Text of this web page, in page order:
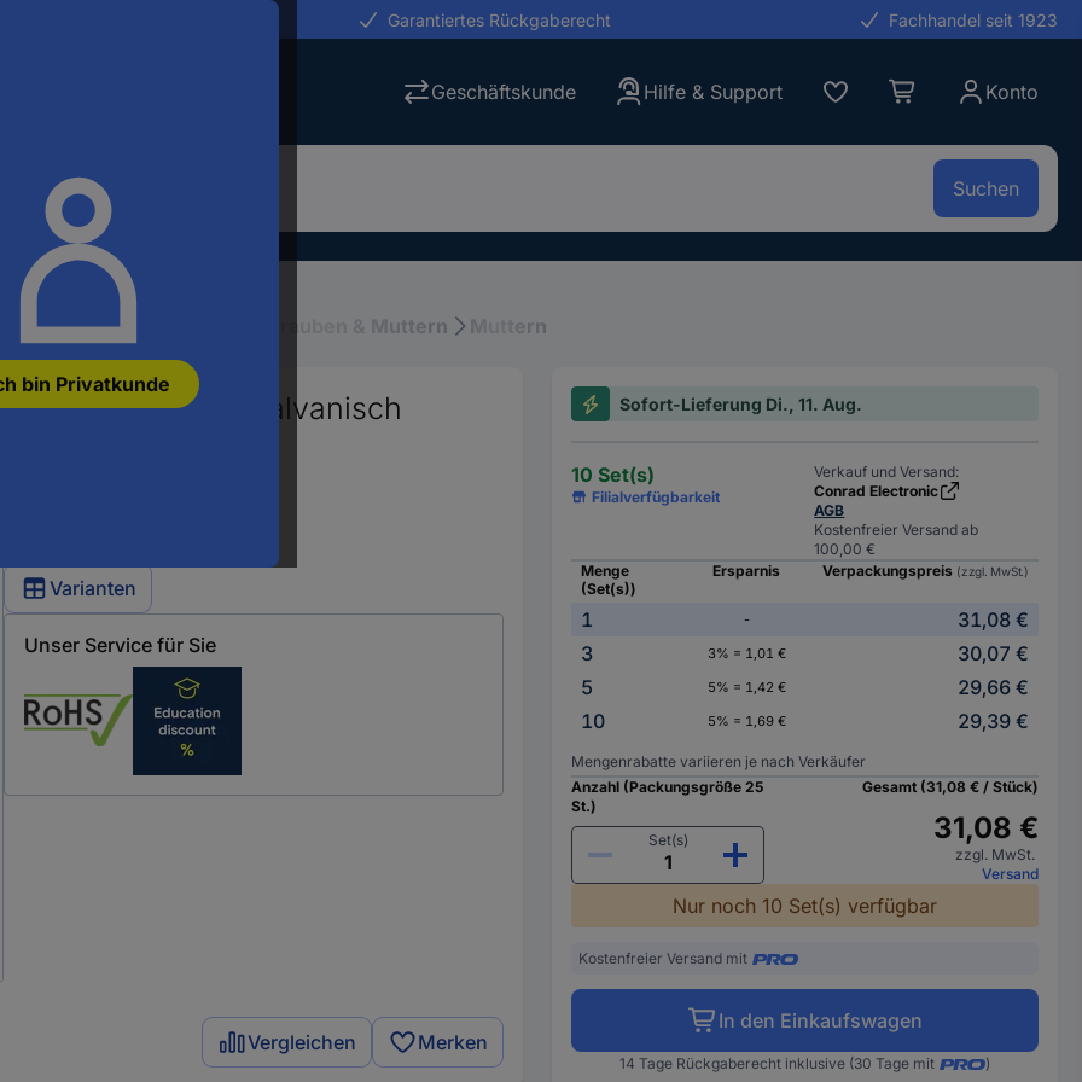
bin Privatkunde
Garantiertes Rückgaberecht Fachhandel seit 1923
Geschäftskunde Hilfe & Support Konto
Suchen
& Montagematerial Schrauben & Muttern Muttern
DIN 582 Stahl galvanisch
Varianten
Unser Service für Sie
Vergleichen Merken
Sofort-Lieferung Di., 11. Aug.
10 Set(s)
Filialverfügbarkeit
Verkauf und Versand:
Conrad Electronic
AGB
Kostenfreier Versand ab
100,00 €
Menge
(Set(s))
Ersparnis Verpackungspreis (zzgl. MwSt.)
1 -
31,08 €
3
3% = 1,01 €
30,07 €
5
5% = 1,42 €
29,66 €
10
5% = 1,69 € 29,39 €
Mengenrabatte variieren je nach Verkäufer
Anzahl (Packungsgröße 25
St.)
Set(s)
Gesamt (31,08 € / Stück)
31,08 €
zzgl. MwSt.
Versand
Nur noch 10 Set(s) verfügbar
Kostenfreier Versand mit
In den Einkaufswagen
14 Tage Rückgaberecht inklusive (30 Tage mit )